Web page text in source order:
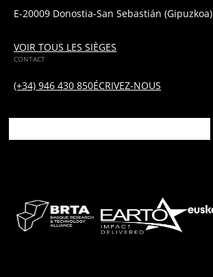
E-20009 Donostia-San Sebastián (Gipuzkoa)
VOIR TOUS LES SIÈGES
CONTACT
(+34) 946 430 850ÉCRIVEZ-NOUS